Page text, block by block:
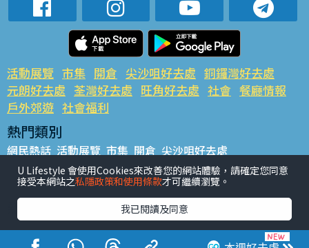
活動展覽 市集 開倉 尖沙咀好去處 銅鑼灣好去處
元朗好去處 荃灣好去處 旺角好去處 社會 餐廳情報
戶外郊遊 社會福利
熱門類別
網民熱話 活動展覽 市集 開倉 尖沙咀好去處
銅鑼灣好去處 元朗好去處 荃灣好去處 旺角好去處 社會
餐廳情報 戶外郊遊
熱門標籤
#UGO搵好去處 #人氣活動推介 #美食社群熱話
#親子玩樂好去處
#ULifestyle應用程式 #限時搶
U Lifestyle 會使用Cookies來改善您的網站體驗，請確定您同意
接受本網站之私隱政策和使用條款才可繼續瀏覽。
我已閱讀及同意